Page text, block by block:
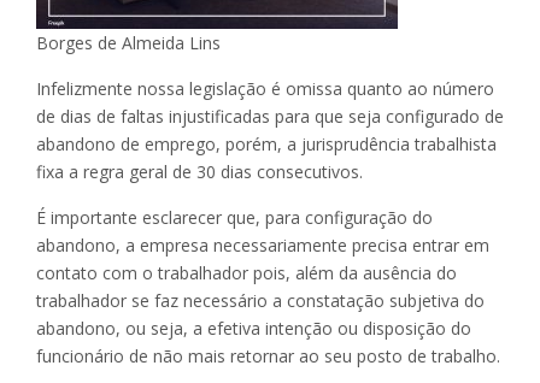
Borges de Almeida Lins
Infelizmente nossa legislação é omissa quanto ao número
de dias de faltas injustificadas para que seja configurado de
abandono de emprego, porém, a jurisprudência trabalhista
fixa a regra geral de 30 dias consecutivos.
É importante esclarecer que, para configuração do
abandono, a empresa necessariamente precisa entrar em
contato com o trabalhador pois, além da ausência do
trabalhador se faz necessário a constatação subjetiva do
abandono, ou seja, a efetiva intenção ou disposição do
funcionário de não mais retornar ao seu posto de trabalho.